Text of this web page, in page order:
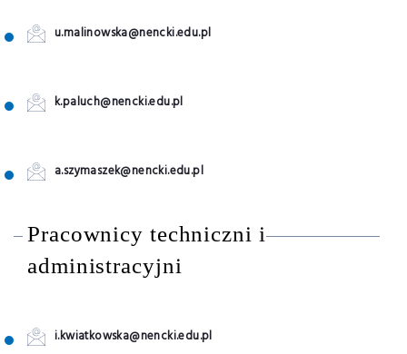
u.malinowska@nencki.edu.pl
k.paluch@nencki.edu.pl
a.szymaszek@nencki.edu.pl
Pracownicy techniczni i
administracyjni
i.kwiatkowska@nencki.edu.pl